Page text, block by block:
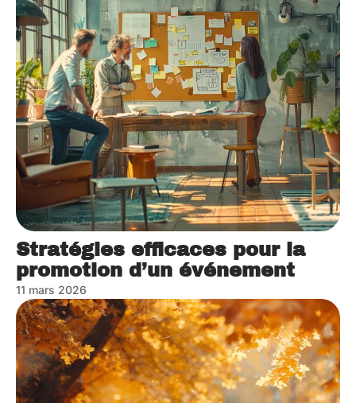
Stratégies efficaces pour la
promotion d’un événement
11 mars 2026